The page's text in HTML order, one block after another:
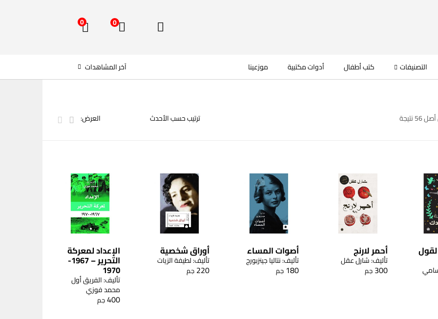
0
0
التصنيفات كتب أطفال أدوات مكتبية موزعينا آخر المشاهدات
العرض:
لقول أحمر لارنج
تأليف: شارل عقل
300 جم
أصوات المساء
تأليف: نتاليا جينزبورج
180 جم
أوراق شخصية
تأليف: لطيفة الزيات
220 جم
الإعداد لمعركة
التحرير – 1967-
1970
تأليف: الفريق أول
محمد فوزي
400جم